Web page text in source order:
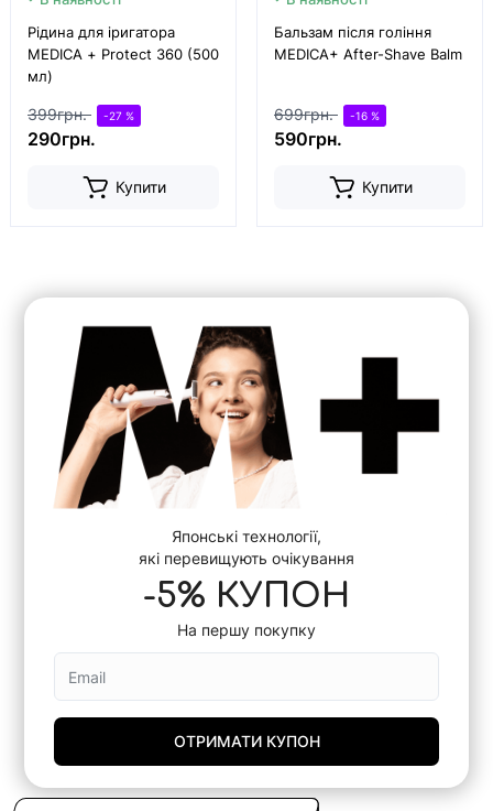
Рідина для іригатора
MEDICA + Protect 360 (500
мл)
399грн. -27 %
290грн.
Купити
Бальзам після гоління
MEDICA+ After-Shave Balm
699грн. -16 %
590грн.
Купити
Японські технології,
які перевищують очікування
-5% КУПОН
На першу покупку
ОТРИМАТИ КУПОН